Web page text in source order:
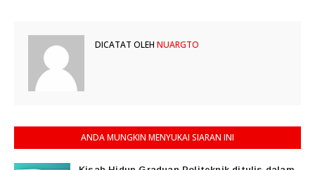
DICATAT OLEH NUARGTO
ANDA MUNGKIN MENYUKAI SIARAN INI